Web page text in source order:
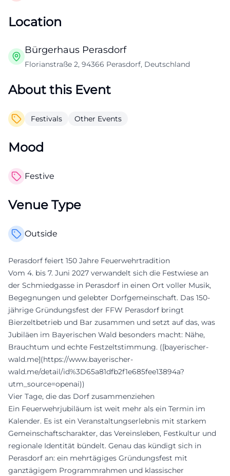
Location
Bürgerhaus Perasdorf
Florianstraße 2, 94366 Perasdorf, Deutschland
About this Event
Festivals Other Events
Mood
Festive
Venue Type
Outside
Perasdorf feiert 150 Jahre Feuerwehrtradition
Vom 4. bis 7. Juni 2027 verwandelt sich die Festwiese an
der Schmiedgasse in Perasdorf in einen Ort voller Musik,
Begegnungen und gelebter Dorfgemeinschaft. Das 150-
jährige Gründungsfest der FFW Perasdorf bringt
Bierzeltbetrieb und Bar zusammen und setzt auf das, was
Jubiläen im Bayerischen Wald besonders macht: Nähe,
Brauchtum und echte Festzeltstimmung. ([bayerischer-
wald.me](https://www.bayerischer-
wald.me/detail/id%3D65a81dfb2f1e685fee13894a?
utm_source=openai))
Vier Tage, die das Dorf zusammenziehen
Ein Feuerwehrjubiläum ist weit mehr als ein Termin im
Kalender. Es ist ein Veranstaltungserlebnis mit starkem
Gemeinschaftscharakter, das Vereinsleben, Festkultur und
regionale Identität bündelt. Genau das kündigt sich in
Perasdorf an: ein mehrtägiges Gründungsfest mit
ganztägigem Programmrahmen und klassischer